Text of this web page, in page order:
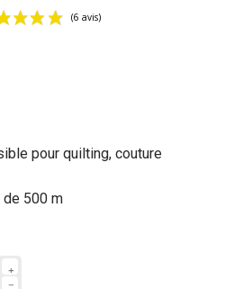
pour quilting, couture
de 500 m